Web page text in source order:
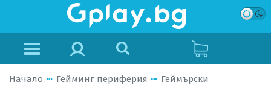
Начало Гейминг периферия
Геймърски